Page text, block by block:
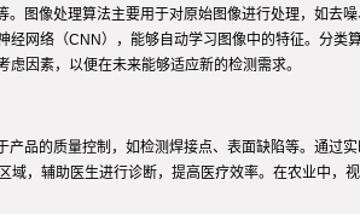
图像处理算法主要用于对原始图像进行处理，如去
网络（CNN），能够自动学习图像中的特征。分类
因素，以便在未来能够适应新的检测需求。
品的质量控制，如检测焊接点、表面缺陷等。通过
，辅助医生进行诊断，提高医疗效率。在农业中，